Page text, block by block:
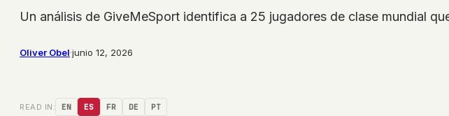
Un análisis de GiveMeSport identifica a 25 jugadores de clase mundial
Oliver Obel·junio 12, 2026
READ IN: EN ES FR DE PT